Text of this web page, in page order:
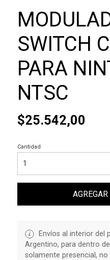
SWITCH
PARA
NTSC
$25.542,00
Cantidad
Envíos al interior del
Argentino, para dentro
solamente presencial,